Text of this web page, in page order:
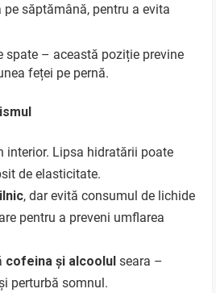
săptămână, pentru a evita
spate – această poziție previne
feței pe pernă.
interior. Lipsa hidratării poate
de elasticitate.
, dar evită consumul de lichide
pentru a preveni umflarea
cofeina și alcoolul seara –
perturbă somnul.